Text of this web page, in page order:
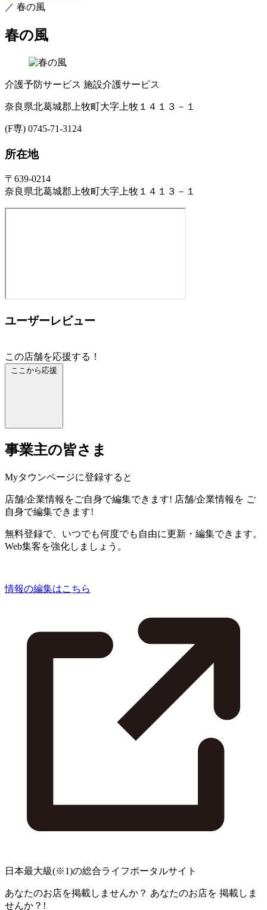
／ 春の風
春の風
介護予防サービス 施設介護サービス
奈良県北葛城郡上牧町大字上牧１４１３－１
(F専) 0745-71-3124
所在地
〒639-0214
奈良県北葛城郡上牧町大字上牧１４１３－１
ユーザーレビュー
この店舗を応援する！
ここから応援
事業主の皆さま
Myタウンページに登録すると
店舗/企業情報をご自身で編集できます! 店舗/企業情報を ご
自身で編集できます!
無料登録で、いつでも何度でも自由に更新・編集できます。
Web集客を強化しましょう。
情報の編集はこちら
日本最大級(※1)の総合ライフポータルサイト
あなたのお店を掲載しませんか？ あなたのお店を 掲載しま
せんか？!